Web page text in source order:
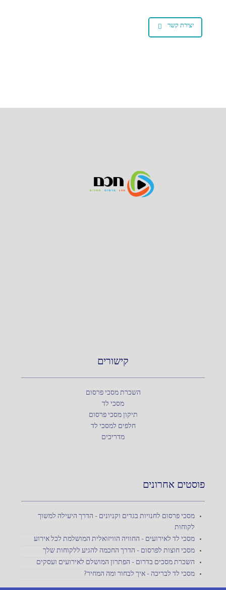
יצירת קשר
קישורים
השכרת מסכי פרסום
מסכי לד
תיקון מסכי פרסום
חלפים למסכי לד
מדריכים
פוסטים אחרונים
מסכי פרסום לחנויות בגדים וקניונים – הדרך היעילה למשוך
לקוחות
מסכי לד לאירועים – החוויה הוויזואלית המושלמת לכל אירוע
מסכי חוצות לפרסום – הדרך החכמה להגיע ללקוחות שלך
השכרת מסכים בדרום – הפתרון המושלם לאירועים ועסקים
מסכי לד לבריכה – איך לבחור ומה המחיר?